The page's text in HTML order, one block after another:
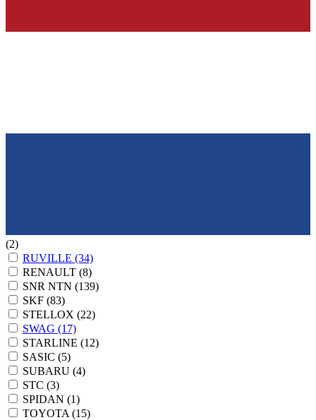
(2)
RUVILLE (34)
RENAULT (8)
SNR NTN (139)
SKF (83)
STELLOX (22)
SWAG (17)
STARLINE (12)
SASIC (5)
SUBARU (4)
STC (3)
SPIDAN (1)
TOYOTA (15)